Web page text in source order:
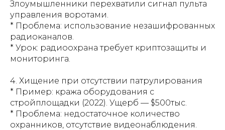
Злоумышленники перехватили сигнал пульта
управления воротами.
* Проблема: использование незашифрованных
радиоканалов.
* Урок: радиоохрана требует криптозащиты и
мониторинга.
4. Хищение при отсутствии патрулирования
* Пример: кража оборудования с
стройплощадки (2022). Ущерб — $500тыс.
* Проблема: недостаточное количество
охранников, отсутствие видеонаблюдения.